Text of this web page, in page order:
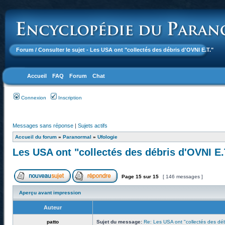
Forum / Consulter le sujet - Les USA ont "collectés des débris d'OVNI E.T."
Accueil FAQ Forum Chat
Connexion Inscription
Messages sans réponse | Sujets actifs
Accueil du forum » Paranormal » Ufologie
Les USA ont "collectés des débris d'OVNI
Page 15 sur 15 [ 146 messages ]
Aperçu avant impression
Auteur
patto Sujet du message: Re: Les USA ont "collectés des